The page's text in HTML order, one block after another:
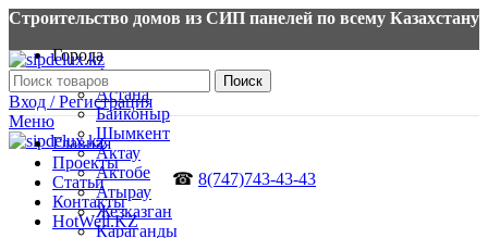
Строительство домов из СИП панелей по всему Казахстану
Города
Алматы
Астана
Байконыр
Шымкент
Актау
Актобе
Атырау
Жезказган
Караганды
Поиск
Вход / Регистрация
Меню
☎ 8(747)743-43-43
Главная
Проекты
Статьи
Контакты
HotWell.KZ